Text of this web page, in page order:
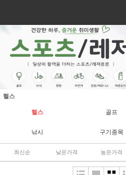
헬스
헬스 골프
낚시 구기종목
최신순 낮은가격 높은가격